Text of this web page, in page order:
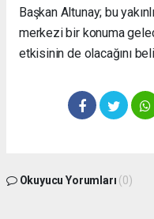
Başkan Altunay; bu
merkezi bir konuma
etkisinin de olacağını
Okuyucu Yorumları (0)